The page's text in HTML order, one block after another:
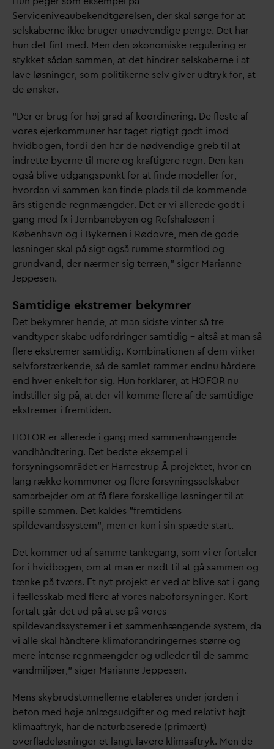
Serviceniveaubekendtgørelsen, der skal sørge for at
selskaberne ikke bruger unødvendige penge. Det har
hun det fint med. Men den økonomiske regulering er
stykket sådan sammen, at det hindrer selskaberne i at
lave løsninger, som politikerne selv giver udtryk for, at
de ønsker.
”Der er brug for høj grad af koordinering. De fleste af
vores ejerkommuner har taget rigtigt godt imod
hvidbogen, fordi den har de nødvendige greb til at
indrette byerne til mere og kraftigere regn. Den kan
også blive udgangspunkt for at finde modeller for,
hvordan vi sammen kan finde plads til de kommende
års stigende regnmængder. Det er vi allerede godt i
gang med fx i Jernbanebyen og Refshaleøen i
København og i Bykernen i Rødovre, men de gode
løsninger skal på sigt også rumme stormflod og
grundvand, der nærmer sig terræn,” siger Marianne
Jeppesen.
Samtidige ekstremer bekymrer
Det bekymrer hende, at man sidste vinter så tre
vandtyper skabe udfordringer samtidig – altså at man så
flere ekstremer samtidig. Kombinationen af dem virker
selvforstærkende, så de samlet rammer endnu hårdere
end hver enkelt for sig. Hun forklarer, at HOFOR nu
indstiller sig på, at der vil komme flere af de samtidige
ekstremer i fremtiden.
HOFOR er allerede i gang med sammenhængende
vandhåndtering. Det bedste eksempel i
forsyningsområdet er Harrestrup Å projektet, hvor en
lang række kommuner og flere forsyningsselskaber
samarbejder om at få flere forskellige løsninger til at
spille sammen. Det kaldes ”fremtidens
spildevandssystem”, men er kun i sin spæde start.
Det kommer ud af samme tankegang, som vi er fortaler
for i hvidbogen, om at man er nødt til at gå sammen og
tænke på tværs. Et nyt projekt er ved at blive sat i gang
i fællesskab med flere af vores naboforsyninger. Kort
fortalt går det ud på at se på vores
spildevandssystemer i et sammenhængende system, da
vi alle skal håndtere klimaforandringernes større og
mere intense regnmængder og udleder til de samme
vandmiljøer,” siger Marianne Jeppesen.
Mens skybrudstunnellerne etableres under jorden i
beton med høje anlægsudgifter og med relativt højt
klimaaftryk, har de naturbaserede (primært)
overfladeløsninger et langt lavere klimaaftryk. Men de